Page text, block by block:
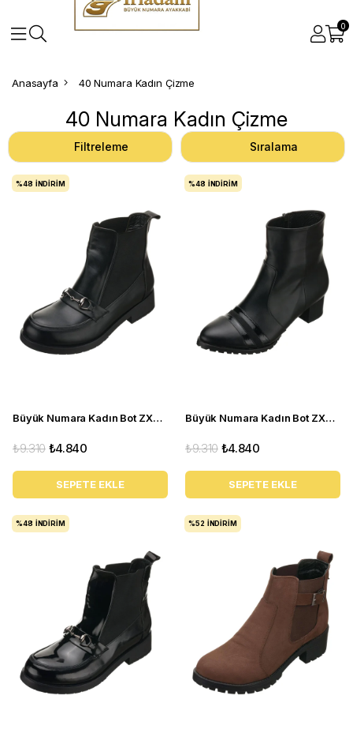
0
Anasayfa 40 Numara Kadın Çizme
40 Numara Kadın Çizme
Filtreleme Sıralama
Büyük Numara Kadın Bot ZX5013 Siyah
₺4.840
₺9.310
SEPETE EKLE
%48 İNDIRIM
Büyük Numara Kadın Bot ZX3013 Siyah
₺4.840
₺9.310
SEPETE EKLE
%48 İNDIRIM
%48 İNDIRIM %52 İNDIRIM